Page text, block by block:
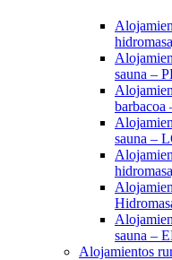
sauna –
sauna –
sauna –
Alojamientos